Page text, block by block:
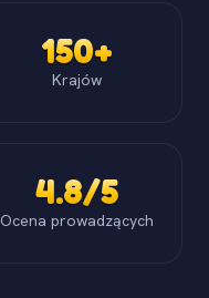
150+
Krajów
4.8/5
Ocena prowadzących